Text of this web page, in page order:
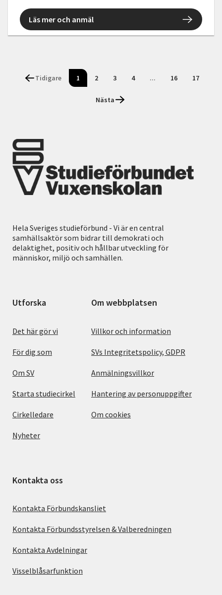
Läs mer och anmäl
Tidigare 1 2 3 4 ... 16 17
Nästa
Hela Sveriges studieförbund - Vi är en central
samhällsaktör som bidrar till demokrati och
delaktighet, positiv och hållbar utveckling för
människor, miljö och samhällen.
Utforska
Det här gör vi
För dig som
Om SV
Starta studiecirkel
Cirkelledare
Nyheter
Om webbplatsen
Villkor och information
SVs Integritetspolicy, GDPR
Anmälningsvillkor
Hantering av personuppgifter
Om cookies
Kontakta oss
Kontakta Förbundskansliet
Kontakta Förbundsstyrelsen & Valberedningen
Kontakta Avdelningar
Visselblåsarfunktion